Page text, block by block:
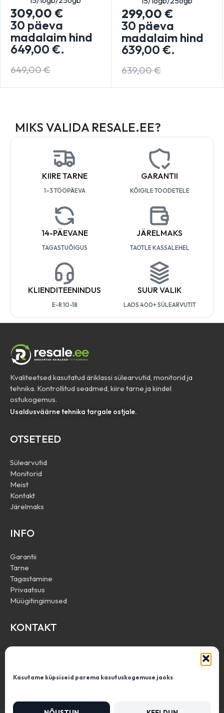
Kasutame küpsiseid parema kasutuskogemuse jaoks
649,00€
309,00 €
30 päeva
madalaim hind
649,00 €.
639,00€
299,00 €
30 päeva
madalaim hind
639,00 €.
MIKS VALIDA RESALE.EE?
KIIRE TARNE
1–3 TÖÖPÄEVA
GARANTII
KÕIGILE TOODETELE
14-PÄEVANE
TAGASTUÕIGUS
JÄRELMAKS
TAOTLE KASSALEHEL
KLIENDITEENINDUS
E-R 10-18
SUUR VALIK
LAOS 400+ SÜLEARVUTIT
Kvaliteetsed kasutatud äriklassi sülearvutid, monitorid ja
tehnika. Kontrollitud seadmed, kiire tarne ja kindel
ostukogemus.
Usaldusväärne tehnika targale ostjale.
OTSETEED
Sülearvutid
Monitorid
Meist
Kontakt
Järelmaks
INFO
Garantii
Tarne
Tagastamine
Privaatsus
Müügitingimused
KONTAKT
Mäealuse 2/1, Tallinn